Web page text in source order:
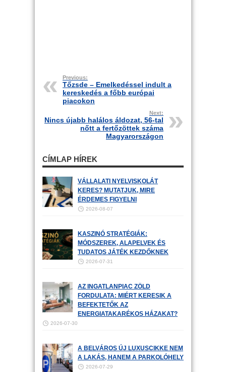
Previous:
Tőzsde – Emelkedéssel indult a
kereskedés a főbb európai
piacokon
Next:
Nincs újabb halálos áldozat, 56-tal
nőtt a fertőzöttek száma
Magyarországon
CÍMLAP HÍREK
VÁLLALATI NYELVISKOLÁT
KERES? MUTATJUK, MIRE
ÉRDEMES FIGYELNI
2026-08-07
KASZINÓ STRATÉGIÁK:
MÓDSZEREK, ALAPELVEK ÉS
TUDATOS JÁTÉK KEZDŐKNEK
2026-07-31
AZ INGATLANPIAC ZÖLD
FORDULATA: MIÉRT KERESIK A
BEFEKTETŐK AZ
ENERGIATAKARÉKOS HÁZAKAT?
2026-07-30
A BELVÁROS ÚJ LUXUSCIKKE NEM
A LAKÁS, HANEM A PARKOLÓHELY
2026-07-29